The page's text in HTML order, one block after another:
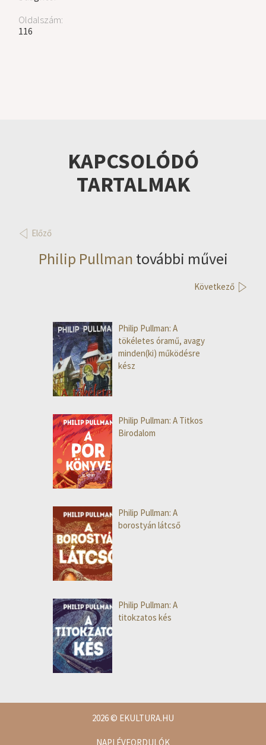
Oldalszám:
116
KAPCSOLÓDÓ
TARTALMAK
Előző
Philip Pullman további művei
Következő
Philip Pullman: A
tökéletes óramű, avagy
minden(ki) működésre
kész
Philip Pullman: A Titkos
Birodalom
Philip Pullman: A
borostyán látcső
Philip Pullman: A
titokzatos kés
2026© EKULTURA.HU
NAPI ÉVFORDULÓK